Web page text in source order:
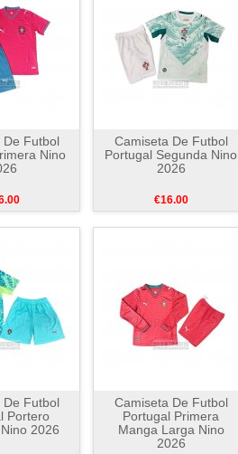
De Futbol
Nino
Camiseta De Futbol
Portugal Segunda Nino
2026
€16.00
De Futbol
Portero
2026
Camiseta De Futbol
Portugal Primera
Manga Larga Nino
2026